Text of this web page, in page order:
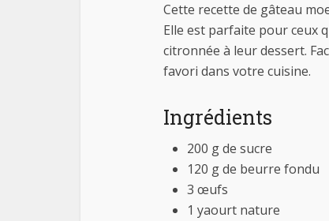
Cette recette de gâteau
Elle est parfaite pour ceux
citronnée à leur dessert.
favori dans votre cuisine.
Ingrédients
200 g de sucre
120 g de beurre fondu
3 œufs
1 yaourt nature